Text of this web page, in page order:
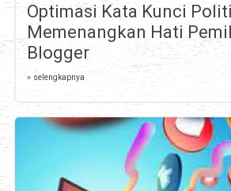
Optimasi Kata Kunci
Memenangkan Hati
Blogger
» selengkapnya